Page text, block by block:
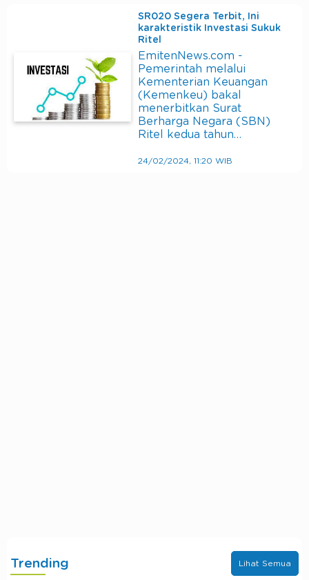
SR020 Segera Terbit, Ini
karakteristik Investasi Sukuk
Ritel
EmitenNews.com -
Pemerintah melalui
Kementerian Keuangan
(Kemenkeu) bakal
menerbitkan Surat
Berharga Negara (SBN)
Ritel kedua tahun…
24/02/2024, 11:20 WIB
Trending Lihat Semua